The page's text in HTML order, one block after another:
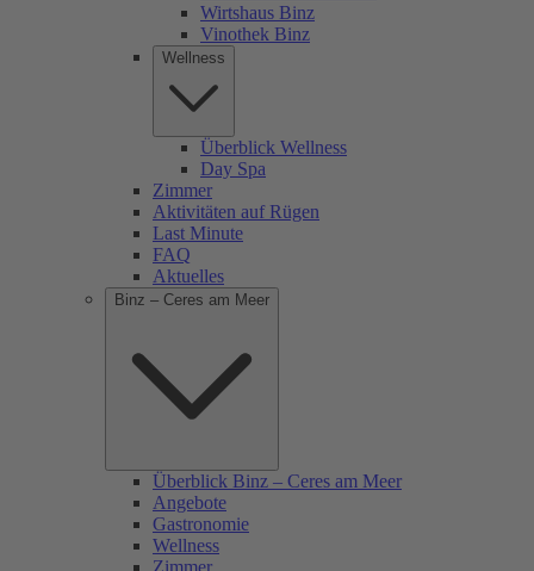
Wirtshaus Binz
Vinothek Binz
Wellness
Überblick Wellness
Day Spa
Zimmer
Aktivitäten auf Rügen
Last Minute
FAQ
Aktuelles
Binz – Ceres am Meer
Überblick Binz – Ceres am Meer
Angebote
Gastronomie
Wellness
Zimmer